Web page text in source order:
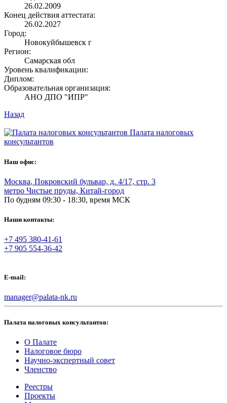
26.02.2009
Конец действия аттестата:
26.02.2027
Город:
Новокуйбышевск г
Регион:
Самарская обл
Уровень квалификации:
Диплом:
Образовательная организация:
АНО ДПО "ИПР"
Назад
Палата налоговых
консультантов
Наш офис:
Москва, Покровский бульвар, д. 4/17, стр. 3
метро Чистые пруды, Китай-город
По будням 09:30 - 18:30, время МСК
Наши контакты:
+7 495 380-41-61
+7 905 554-36-42
E-mail:
manager@palata-nk.ru
Палата налоговых консультантов:
О Палате
Налоговое бюро
Научно-экспертный совет
Членство
Реестры
Проекты